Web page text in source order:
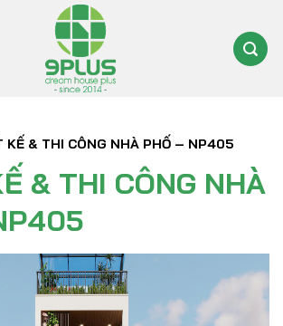
KẾ & THI CÔNG NHÀ PHỐ – NP405
& THI CÔNG NHÀ